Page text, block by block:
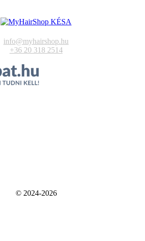
info@myhairshop.hu
+36 20 318 2514
© 2024-2026